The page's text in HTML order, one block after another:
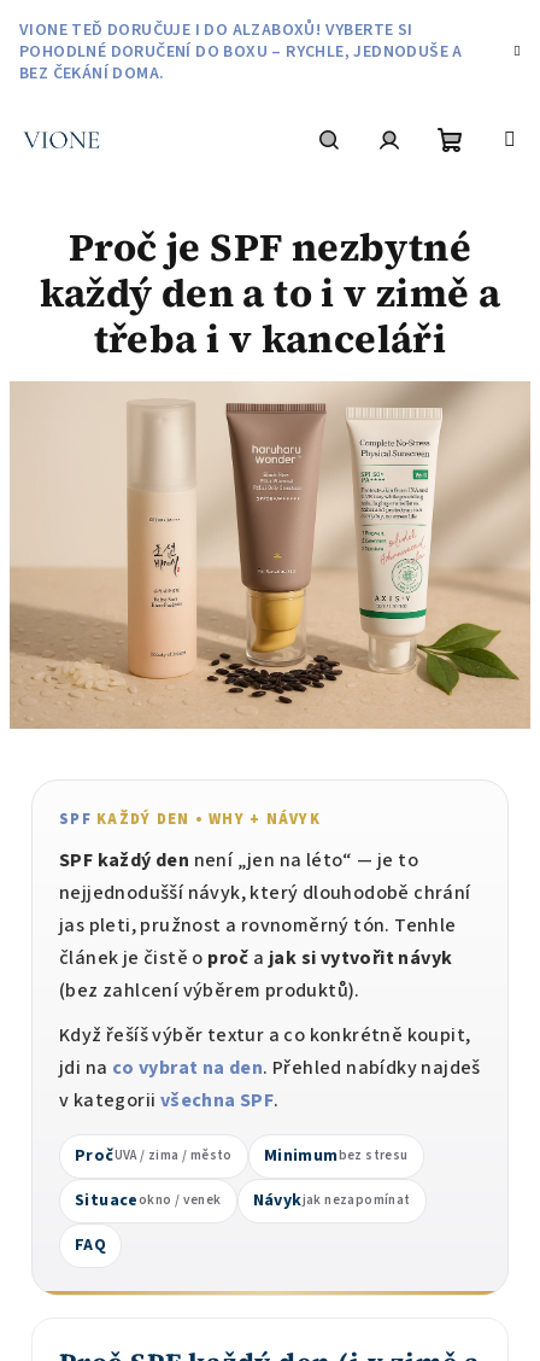
obsah
VIONE TEĎ DORUČUJE I DO ALZABOXŮ! VYBERTE SI
POHODLNÉ DORUČENÍ DO BOXU – RYCHLE, JEDNODUŠE A
BEZ ČEKÁNÍ DOMA.
košík
Proč je SPF nezbytné
každý den a to i v zimě a
třeba i v kanceláři
SPF KAŽDÝ DEN • WHY + NÁVYK
SPF každý den není „jen na léto“ — je to
nejjednodušší návyk, který dlouhodobě chrání
jas pleti, pružnost a rovnoměrný tón. Tenhle
článek je čistě o proč a jak si vytvořit návyk
(bez zahlcení výběrem produktů).
Když řešíš výběr textur a co konkrétně koupit,
jdi na co vybrat na den. Přehled nabídky najdeš
v kategorii všechna SPF.
PročUVA / zima / město Minimumbez stresu
Situaceokno / venek Návykjak nezapomínat
FAQ